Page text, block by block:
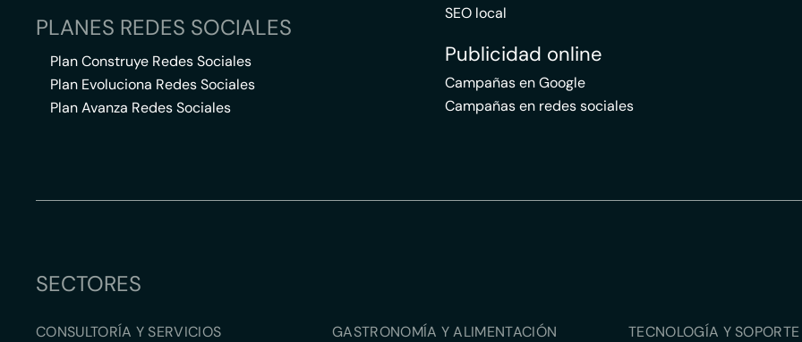
PLANES REDES SOCIALES
Plan Construye Redes Sociales
Plan Evoluciona Redes Sociales
Plan Avanza Redes Sociales
SEO local
Publicidad online
Campañas en Google
Campañas en redes sociales
SECTORES
CONSULTORÍA Y SERVICIOS
GASTRONOMÍA Y ALIMENTACIÓN
TECNOLOGÍA Y